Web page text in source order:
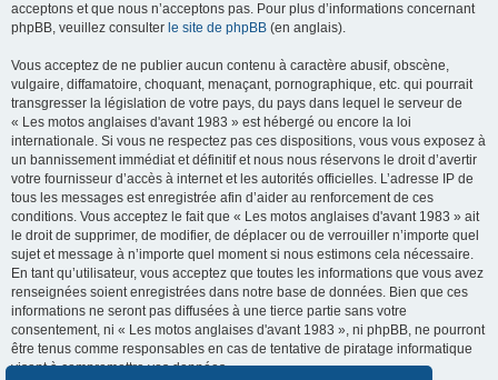
acceptons et que nous n’acceptons pas. Pour plus d’informations concernant
phpBB, veuillez consulter le site de phpBB (en anglais).
Vous acceptez de ne publier aucun contenu à caractère abusif, obscène,
vulgaire, diffamatoire, choquant, menaçant, pornographique, etc. qui pourrait
transgresser la législation de votre pays, du pays dans lequel le serveur de
« Les motos anglaises d'avant 1983 » est hébergé ou encore la loi
internationale. Si vous ne respectez pas ces dispositions, vous vous exposez à
un bannissement immédiat et définitif et nous nous réservons le droit d’avertir
votre fournisseur d’accès à internet et les autorités officielles. L’adresse IP de
tous les messages est enregistrée afin d’aider au renforcement de ces
conditions. Vous acceptez le fait que « Les motos anglaises d'avant 1983 » ait
le droit de supprimer, de modifier, de déplacer ou de verrouiller n’importe quel
sujet et message à n’importe quel moment si nous estimons cela nécessaire.
En tant qu’utilisateur, vous acceptez que toutes les informations que vous avez
renseignées soient enregistrées dans notre base de données. Bien que ces
informations ne seront pas diffusées à une tierce partie sans votre
consentement, ni « Les motos anglaises d'avant 1983 », ni phpBB, ne pourront
être tenus comme responsables en cas de tentative de piratage informatique
visant à compromettre vos données.